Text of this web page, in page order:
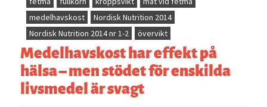
medelhavskost
Nordisk Nutrition 2014
Nordisk Nutrition 2014 nr 1-2
övervikt
Medelhavskost har effekt på
hälsa – men stödet för enskilda
livsmedel är svagt